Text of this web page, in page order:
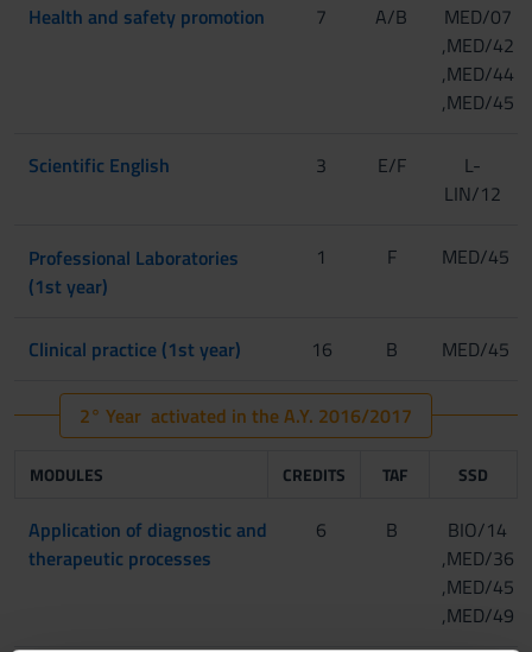
Health and safety promotion 7 A/B
MED/07
,MED/42
,MED/44
,MED/45
Scientific English 3 E/F
L-
LIN/12
Professional Laboratories
(1st year)
[Gruppo 1]
1 F MED/45
Clinical practice (1st year) 16 B MED/45
2° Year activated in the A.Y. 2016/2017
MODULES CREDITS TAF SSD
Application of diagnostic and
therapeutic processes
6 B
BIO/14
,MED/36
,MED/45
,MED/49